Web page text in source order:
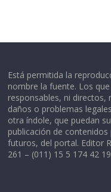
Está permitida la
nombre la fuente. Los
responsables, ni directos,
daños o problemas
otra índole, que puedan
publicación de
futuros, del portal. Editor
261 – (011) 15 5 174 42